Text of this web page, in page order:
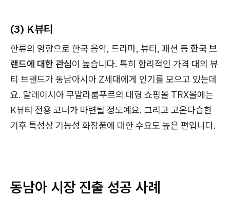
(3) K뷰티
한류의 영향으로 한국 음악, 드라마, 뷰티, 패션 등 한국 브
랜드에 대한 관심이 높습니다. 특히 합리적인 가격 대의 뷰
티 브랜드가 동남아시아 Z세대에게 인기를 모으고 있는데
요. 말레이시아 쿠알라룸푸르의 대형 쇼핑몰 TRX몰에는
K뷰티 전용 코너가 마련될 정도예요. 그리고 고온다습한
기후 특성상 기능성 화장품에 대한 수요도 높은 편입니다.
동남아 시장 진출 성공 사례